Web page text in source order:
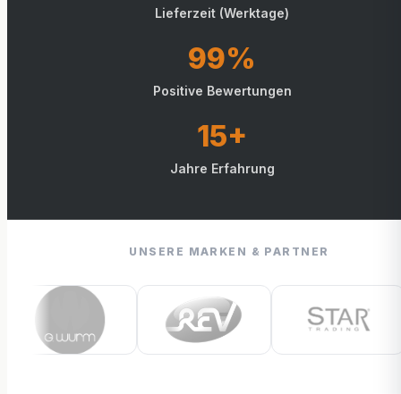
Lieferzeit (Werktage)
99%
Positive Bewertungen
15+
Jahre Erfahrung
UNSERE MARKEN & PARTNER